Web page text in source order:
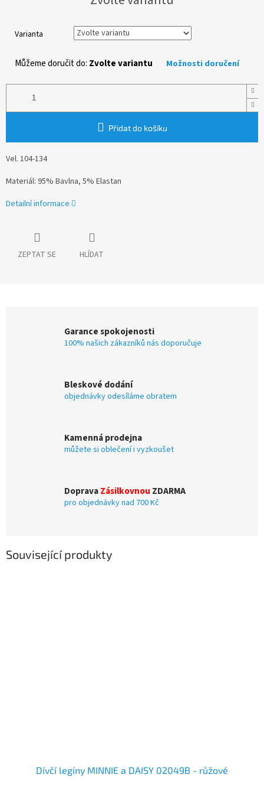
Varianta
Můžeme doručit do: Zvolte variantu Možnosti doručení
Přidat do košíku
Vel. 104-134
Materiál: 95% Bavlna, 5% Elastan
Detailní informace
ZEPTAT SE HLÍDAT
Garance spokojenosti
100% našich zákazníků nás doporučuje
Bleskové dodání
objednávky odesíláme obratem
Kamenná prodejna
můžete si oblečení i vyzkoušet
DopravaZásilkovnou ZDARMA
pro objednávky nad 700 Kč
Související produkty
Dívčí legíny MINNIE a DAISY 02049B - růžové